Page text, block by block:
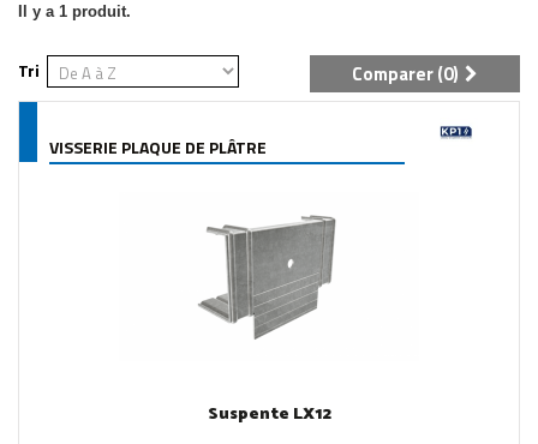
Il y a 1 produit.
Tri Comparer (0)
VISSERIE PLAQUE DE PLÂTRE
Suspente LX12